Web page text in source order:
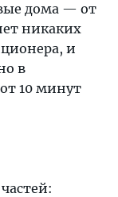
дома — от
никаких
и
в
10 минут